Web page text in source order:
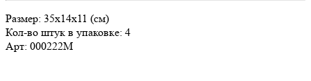
Размер: 35х14х11 (см)
Кол-во штук в упаковке: 4
Арт: 000222M